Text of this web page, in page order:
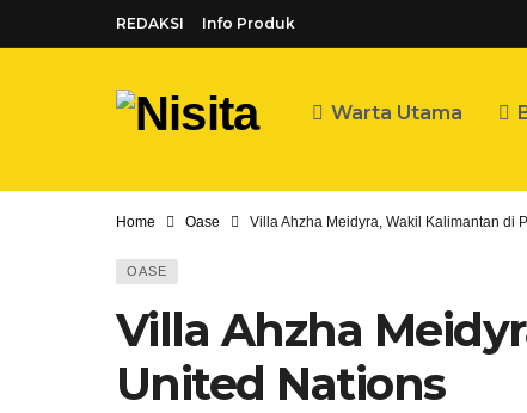
REDAKSI Info Produk
Warta Utama
Home Oase Villa Ahzha Meidyra, Wakil Kalimantan di
OASE
Villa Ahzha
United Nations